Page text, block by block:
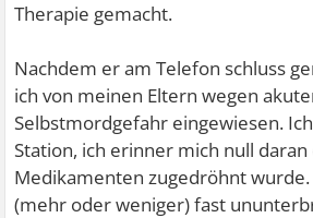
Therapie gemacht.
Nachdem er am Telefon schluss
ich von meinen Eltern wegen
Selbstmordgefahr eingewiesen.
Station, ich erinner mich null
Medikamenten zugedröhnt
(mehr oder weniger) fast